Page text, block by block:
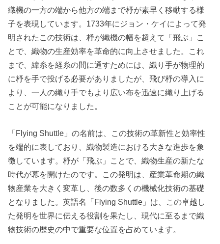
織機の一方の端から他方の端まで杼が素早く移動する様
子を表現しています。1733年にジョン・ケイによって発
明されたこの技術は、杼が織機の幅を超えて「飛ぶ」こ
とで、織物の生産効率を革命的に向上させました。これ
まで、緯糸を経糸の間に通すためには、織り手が物理的
に杼を手で投げる必要がありましたが、飛び杼の導入に
より、一人の織り手でもより広い布を迅速に織り上げる
ことが可能になりました。
「Flying Shuttle」の名前は、この技術の革新性と効率性
を端的に表しており、織物製造における大きな進歩を象
徴しています。杼が「飛ぶ」ことで、織物生産の新たな
時代が幕を開けたのです。この発明は、産業革命期の織
物産業を大きく変革し、後の数多くの機械化技術の基礎
となりました。英語名「Flying Shuttle」は、この卓越し
た発明を世界に伝える役割を果たし、現代に至るまで織
物技術の歴史の中で重要な位置を占めています。